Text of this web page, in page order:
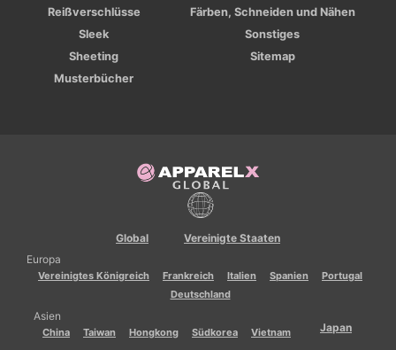
Reißverschlüsse
Sleek
Sheeting
Musterbücher
Färben, Schneiden und Nähen
Sonstiges
Sitemap
Global
Vereinigte Staaten
Europa
Vereinigtes Königreich Frankreich Italien Spanien
Portugal
Deutschland
Asien
China Taiwan Hongkong Südkorea Vietnam Japan